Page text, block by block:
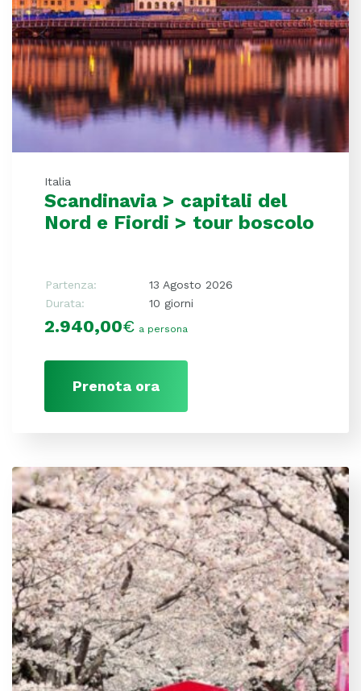
Italia
Scandinavia > capitali del
Nord e Fiordi > tour boscolo
Partenza:
13 Agosto 2026
Durata:
10 giorni
2.940,00€ a persona
Prenota ora